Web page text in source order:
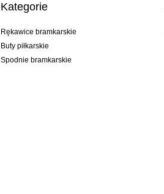
Kategorie
Rękawice bramkarskie
Buty piłkarskie
Spodnie bramkarskie